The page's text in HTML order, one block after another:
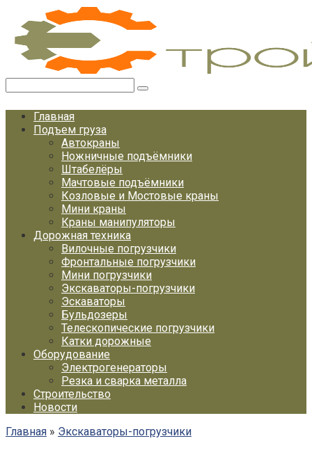
Перейти
контенту
Главная
Подъем груза
Автокраны
Ножничные подъёмники
Штабелёры
Мачтовые подъёмники
Козловые и Мостовые краны
Мини краны
Краны манипуляторы
Дорожная техника
Вилочные погрузчики
Фронтальные погрузчики
Мини погрузчики
Экскаваторы-погрузчики
Эскаваторы
Бульдозеры
Телескопические погрузчики
Катки дорожные
Оборудование
Электрогенераторы
Резка и сварка металла
Строительство
Новости
Главная » Экскаваторы-погрузчики